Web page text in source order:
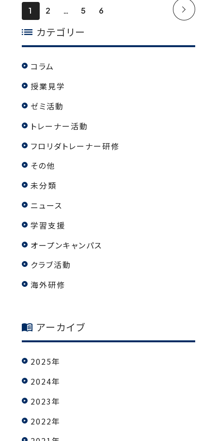
1 2 5 6
カテゴリー
コラム
授業見学
ゼミ活動
トレーナー活動
フロリダトレーナー研修
その他
未分類
ニュース
学習支援
オープンキャンパス
クラブ活動
海外研修
アーカイブ
2025年
2024年
2023年
2022年